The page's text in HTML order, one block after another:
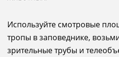
Используйте смотровые
тропы в заповеднике,
зрительные трубы и